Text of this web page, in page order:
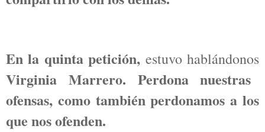
En la quinta petición, estuvo hablándonos
Virginia Marrero. Perdona nuestras
ofensas, como también perdonamos a los
que nos ofenden.